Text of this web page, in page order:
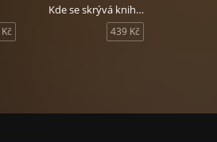
Kde se skrývá knihovna
439 Kč